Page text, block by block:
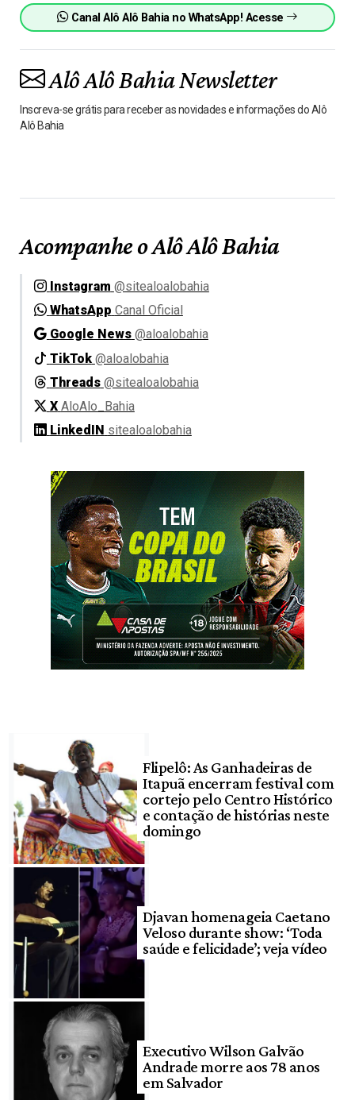
Canal Alô Alô Bahia no WhatsApp! Acesse
Alô Alô Bahia Newsletter
Inscreva-se grátis para receber as novidades e informações do Alô
Alô Bahia
Acompanhe o Alô Alô Bahia
Instagram @sitealoalobahia
WhatsApp Canal Oficial
Google News @aloalobahia
TikTok @aloalobahia
Threads @sitealoalobahia
X AloAlo_Bahia
LinkedIN sitealoalobahia
Flipelô: As Ganhadeiras de
Itapuã encerram festival com
cortejo pelo Centro Histórico
e contação de histórias neste
domingo
Djavan homenageia Caetano
Veloso durante show: ‘Toda
saúde e felicidade’; veja vídeo
Executivo Wilson Galvão
Andrade morre aos 78 anos
em Salvador